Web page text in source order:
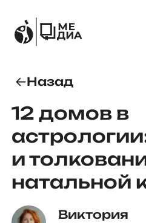
Назад
12 домов в
и
натальной
Виктория